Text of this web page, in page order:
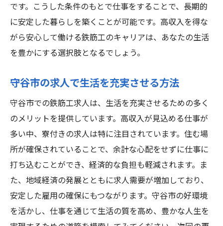
です。こうした条件のもとで仕事をすることで、長期的
に安定した暮らしを築くことが可能です。高収入を得な
がら安心して働ける鉄筋工のキャリアは、あなたの生活
を豊かにする選択肢となるでしょう。
守谷市の求人で生活を充実させる方法
守谷市での鉄筋工求人は、生活を充実させるための多く
のメリットを提供しています。高収入が見込める仕事が
多い中、寮付きの求人は特に注目されています。住む場
所が確保されていることで、余計な心配をせずに仕事に
打ち込むことができ、経済的な負担も軽減されます。ま
た、地域経済の発展とともに求人需要が増加しており、
安定した雇用の確保にもつながります。守谷市の好環境
を活かし、仕事を通じて生活の質を高め、豊かな人生を